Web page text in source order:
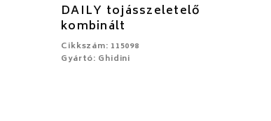
DAILY tojásszeletelő
kombinált
Cikkszám: 115098
Gyártó: Ghidini